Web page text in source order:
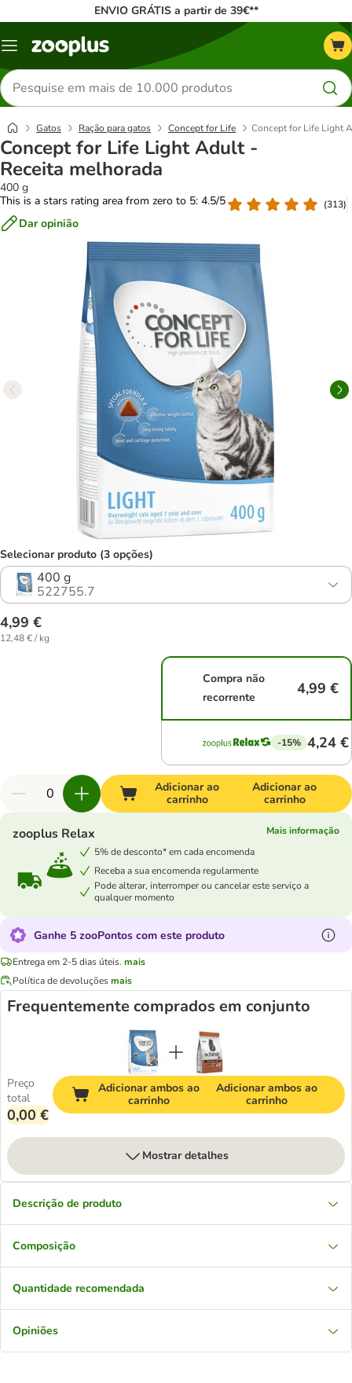
ENVIO GRÁTIS a partir de 39€**
Menu
Pesquisar
produtos
Gatos Ração para gatos Concept for Life Concept for Life Light
Concept for Life Light Adult -
Receita melhorada
400 g
This is a stars rating area from zero to 5: 4.5/5
(313)
Dar opinião
Selecionar produto (3 opções)
400 g
522755.7
4,99 €
12,48 € / kg
Compra não
recorrente
4,99 €
-15% 4,24 €
Adicionar ao
carrinho
Adicionar ao
carrinho
zooplus Relax
Mais informação
5% de desconto* em cada encomenda
Receba a sua encomenda regularmente
Pode alterar, interromper ou cancelar este serviço a
qualquer momento
Ganhe 5 zooPontos com este produto
Entrega em 2-5 dias úteis. mais
Política de devoluçõesmais
Frequentemente comprados em conjunto
Preço
total
0,00 €
Adicionar ambos ao
carrinho
Adicionar ambos ao
carrinho
Mostrar detalhes
Descrição de produto
Composição
Quantidade recomendada
Opiniões